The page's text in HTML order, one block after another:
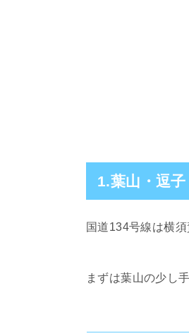
1.葉山・逗子
国道134号線は横
まずは葉山の少し